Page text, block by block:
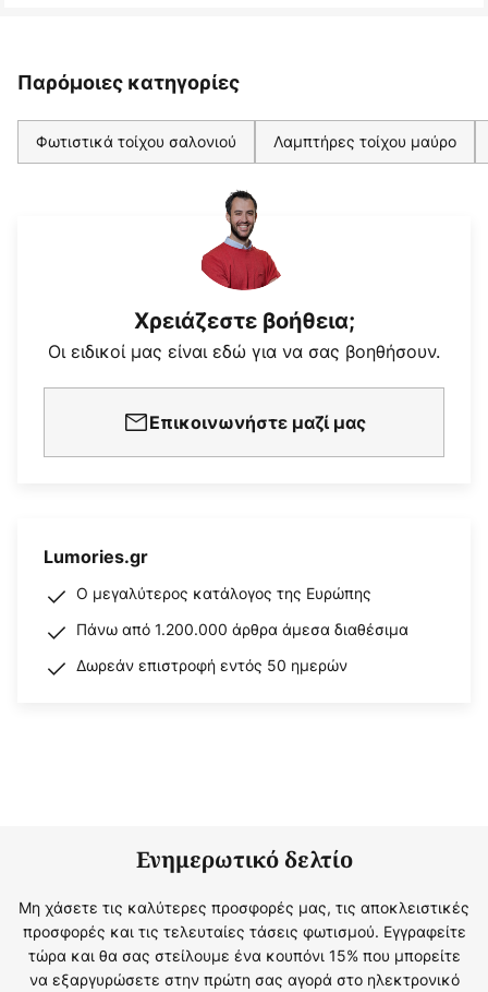
Παρόμοιες κατηγορίες
Φωτιστικά τοίχου σαλονιού Λαμπτήρες τοίχου μαύρο
Χρειάζεστε βοήθεια;
Οι ειδικοί μας είναι εδώ για να σας βοηθήσουν.
Επικοινωνήστε μαζί μας
Lumories.gr
Ο μεγαλύτερος κατάλογος της Ευρώπης
Πάνω από 1.200.000 άρθρα άμεσα διαθέσιμα
Δωρεάν επιστροφή εντός 50 ημερών
Ενημερωτικό δελτίο
Μη χάσετε τις καλύτερες προσφορές μας, τις αποκλειστικές
προσφορές και τις τελευταίες τάσεις φωτισμού. Εγγραφείτε
τώρα και θα σας στείλουμε ένα κουπόνι 15% που μπορείτε
να εξαργυρώσετε στην πρώτη σας αγορά στο ηλεκτρονικό